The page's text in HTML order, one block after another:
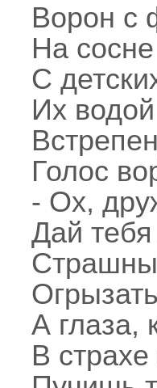
Ворон с
На
С
Их
Голос
- Ох,
Дай тебя
А глаза,
В